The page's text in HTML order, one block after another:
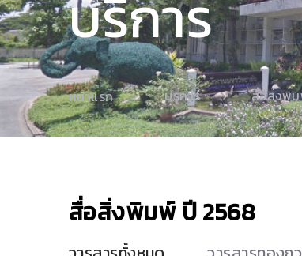
บริการ
หน้าแรก บริการ สื่อสิ่งพิ
สื่อสิ่งพิมพ์ปี 2568